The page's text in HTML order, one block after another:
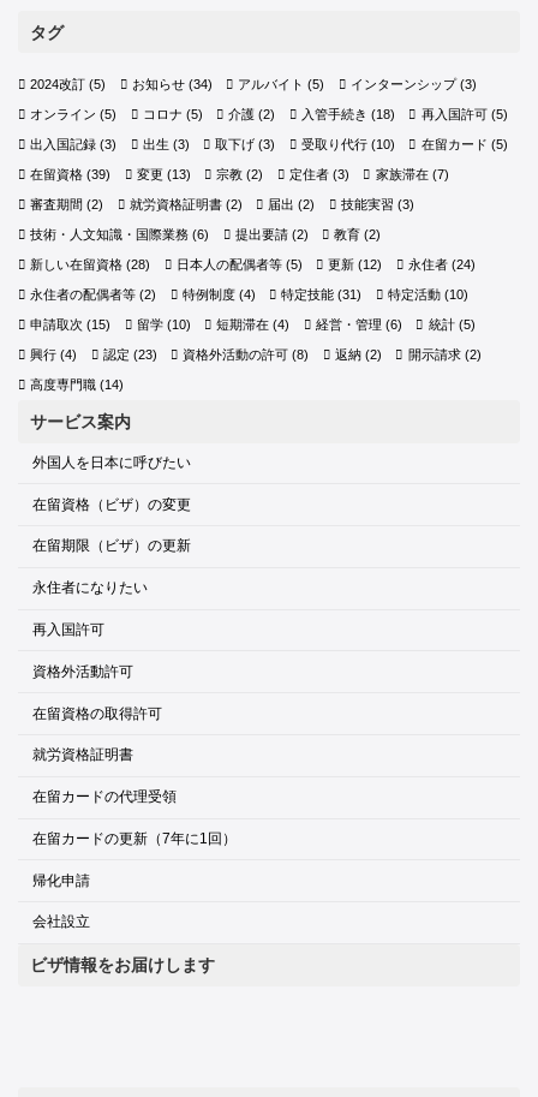
タグ
2024改訂 (5) お知らせ(34) アルバイト (5) インターンシップ(3)
オンライン (5) コロナ (5) 介護 (2) 入管手続き (18) 再入国許可(5)
出入国記録 (3) 出生 (3) 取下げ (3) 受取り代行(10) 在留カード (5)
在留資格 (39) 変更 (13) 宗教 (2) 定住者(3) 家族滞在(7)
審査期間 (2) 就労資格証明書(2) 届出 (2) 技能実習 (3)
技術・人文知識・国際業務 (6) 提出要請(2) 教育 (2)
新しい在留資格 (28) 日本人の配偶者等(5) 更新 (12) 永住者(24)
永住者の配偶者等 (2) 特例制度(4) 特定技能 (31) 特定活動(10)
申請取次 (15) 留学(10) 短期滞在 (4) 経営・管理 (6) 統計(5)
興行 (4) 認定 (23) 資格外活動の許可 (8) 返納(2) 開示請求(2)
高度専門職 (14)
サービス案内
外国人を日本に呼びたい
在留資格（ビザ）の変更
在留期限（ビザ）の更新
永住者になりたい
再入国許可
資格外活動許可
在留資格の取得許可
就労資格証明書
在留カードの代理受領
在留カードの更新（7年に1回）
帰化申請
会社設立
ビザ情報をお届けします